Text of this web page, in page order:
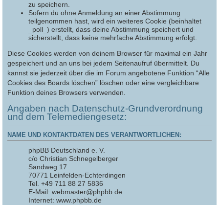
zu speichern.
Sofern du ohne Anmeldung an einer Abstimmung
teilgenommen hast, wird ein weiteres Cookie (beinhaltet
_poll_) erstellt, dass deine Abstimmung speichert und
sicherstellt, dass keine mehrfache Abstimmung erfolgt.
Diese Cookies werden von deinem Browser für maximal ein Jahr
gespeichert und an uns bei jedem Seitenaufruf übermittelt. Du
kannst sie jederzeit über die im Forum angebotene Funktion “Alle
Cookies des Boards löschen” löschen oder eine vergleichbare
Funktion deines Browsers verwenden.
Angaben nach Datenschutz-Grundverordnung
und dem Telemediengesetz:
NAME UND KONTAKTDATEN DES VERANTWORTLICHEN:
phpBB Deutschland e. V.
c/o Christian Schnegelberger
Sandweg 17
70771 Leinfelden-Echterdingen
Tel. +49 711 88 27 5836
E-Mail: webmaster@phpbb.de
Internet: www.phpbb.de